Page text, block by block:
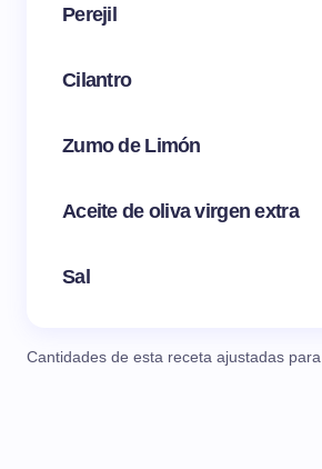
Perejil
Cilantro
Zumo de Limón
Aceite de oliva virgen extra
Sal
Cantidades de esta receta ajustadas para